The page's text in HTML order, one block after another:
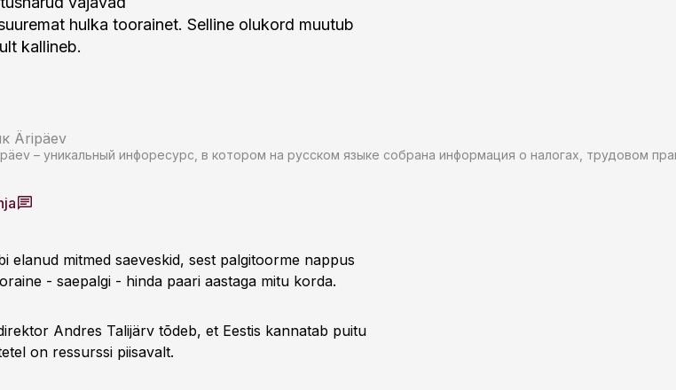
hulka toorainet. Selline olukord muutub
kallineb.
Äripäev
– уникальный инфоресурс, в котором на русском языке собрана информация о налогах,
elanud mitmed saeveskid, sest palgitoorme nappus
- saepalgi - hinda paari aastaga mitu korda.
Andres Talijärv tõdeb, et Eestis kannatab puitu
on ressurssi piisavalt.